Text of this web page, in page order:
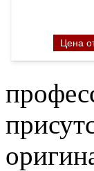
Цена